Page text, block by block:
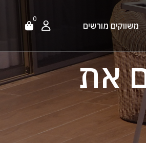
משווקים מורשים
0
את